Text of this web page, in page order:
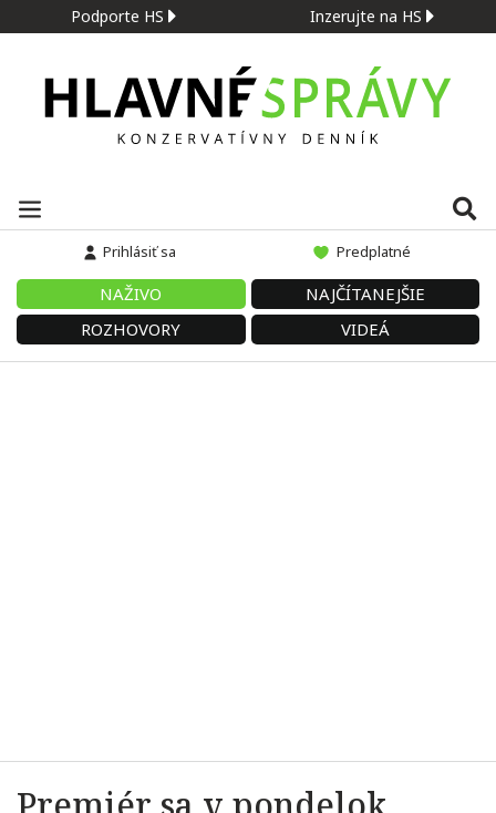
Podporte HS Inzerujte na HS
Prihlásiť sa Predplatné
NAŽIVO
NAJČÍTANEJŠIE
ROZHOVORY
VIDEÁ